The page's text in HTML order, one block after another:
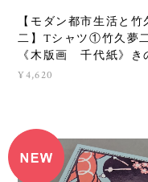
【モダン都市生活と竹
二】Tシャツ①竹久夢
《木版画 千代紙》き